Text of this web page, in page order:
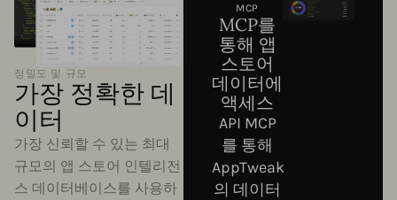
정밀도 및 규모
가장 정확한 데
이터
가장 신뢰할 수 있는 최대
규모의 앱 스토어 인텔리전
스 데이터베이스를 사용하
MCP
MCP를
통해 앱
스토어
데이터에
액세스
API MCP
를 통해
AppTweak
의 데이터